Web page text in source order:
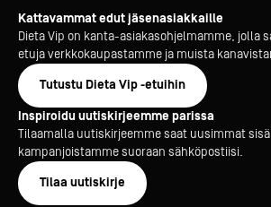
Kattavammat edut jäsenasiakkaille
Dieta Vip on kanta-asiakasohjelmamme, jolla
etuja verkkokaupastamme ja muista
Tutustu Dieta Vip -etuihin
Inspiroidu uutiskirjeemme parissa
Tilaamalla uutiskirjeemme saat uusimmat
kampanjoistamme suoraan sähköpostiisi.
Tilaa uutiskirje